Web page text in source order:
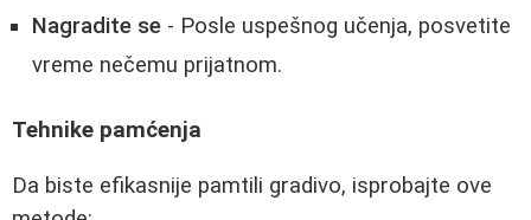
Nagradite se - Posle uspešnog učenja, posvetite
vreme nečemu prijatnom.
Tehnike pamćenja
Da biste efikasnije pamtili gradivo, isprobajte ove